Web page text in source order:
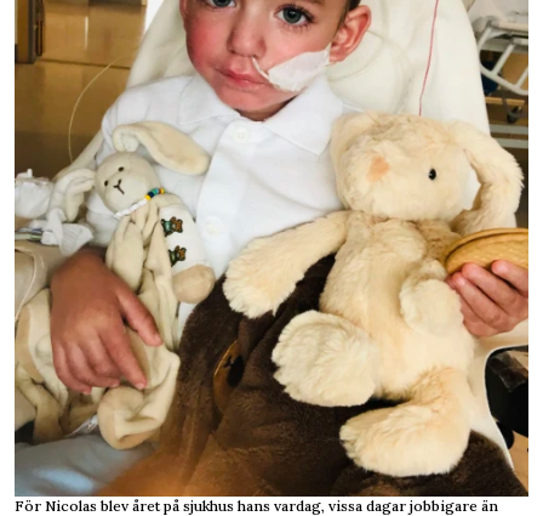
För Nicolas blev året på sjukhus hans vardag, vissa dagar jobbigare än